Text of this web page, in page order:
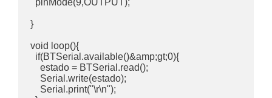
  pinMode(9,OUTPUT);
}
void loop(){
  if(BTSerial.available()&amp;gt;0){
    estado = BTSerial.read();
    Serial.write(estado);
    Serial.print("\r\n");